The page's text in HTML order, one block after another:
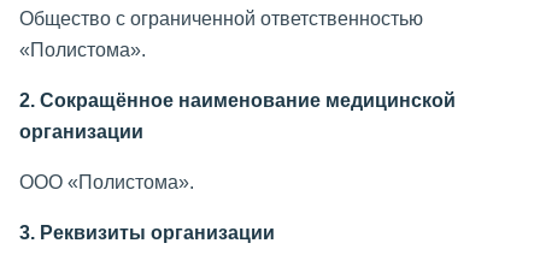
Общество с ограниченной ответственностью
«Полистома».
2. Сокращённое наименование медицинской
организации
ООО «Полистома».
3. Реквизиты организации